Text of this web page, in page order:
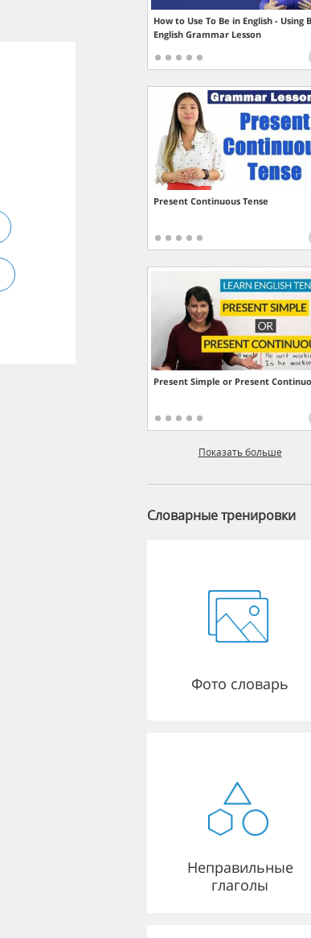
How to Use To Be in English - Using
English Grammar Lesson
Present Continuous Tense
Present Simple or Present
Показать больше
Словарные тренировки
Фото словарь
Неправильные
глаголы